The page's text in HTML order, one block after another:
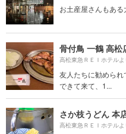
お土産屋さんもある
骨付鳥 一鶴 高松
高松東急ＲＥＩホテル
友人たちに勧めら
できて来て、1...
さか枝うどん 本
高松東急ＲＥＩホテル